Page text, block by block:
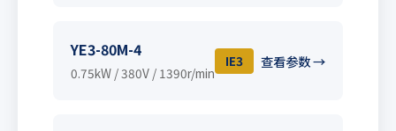
YE3-80M-4
0.75kW / 380V / 1390r/min
IE3 查看参数 →